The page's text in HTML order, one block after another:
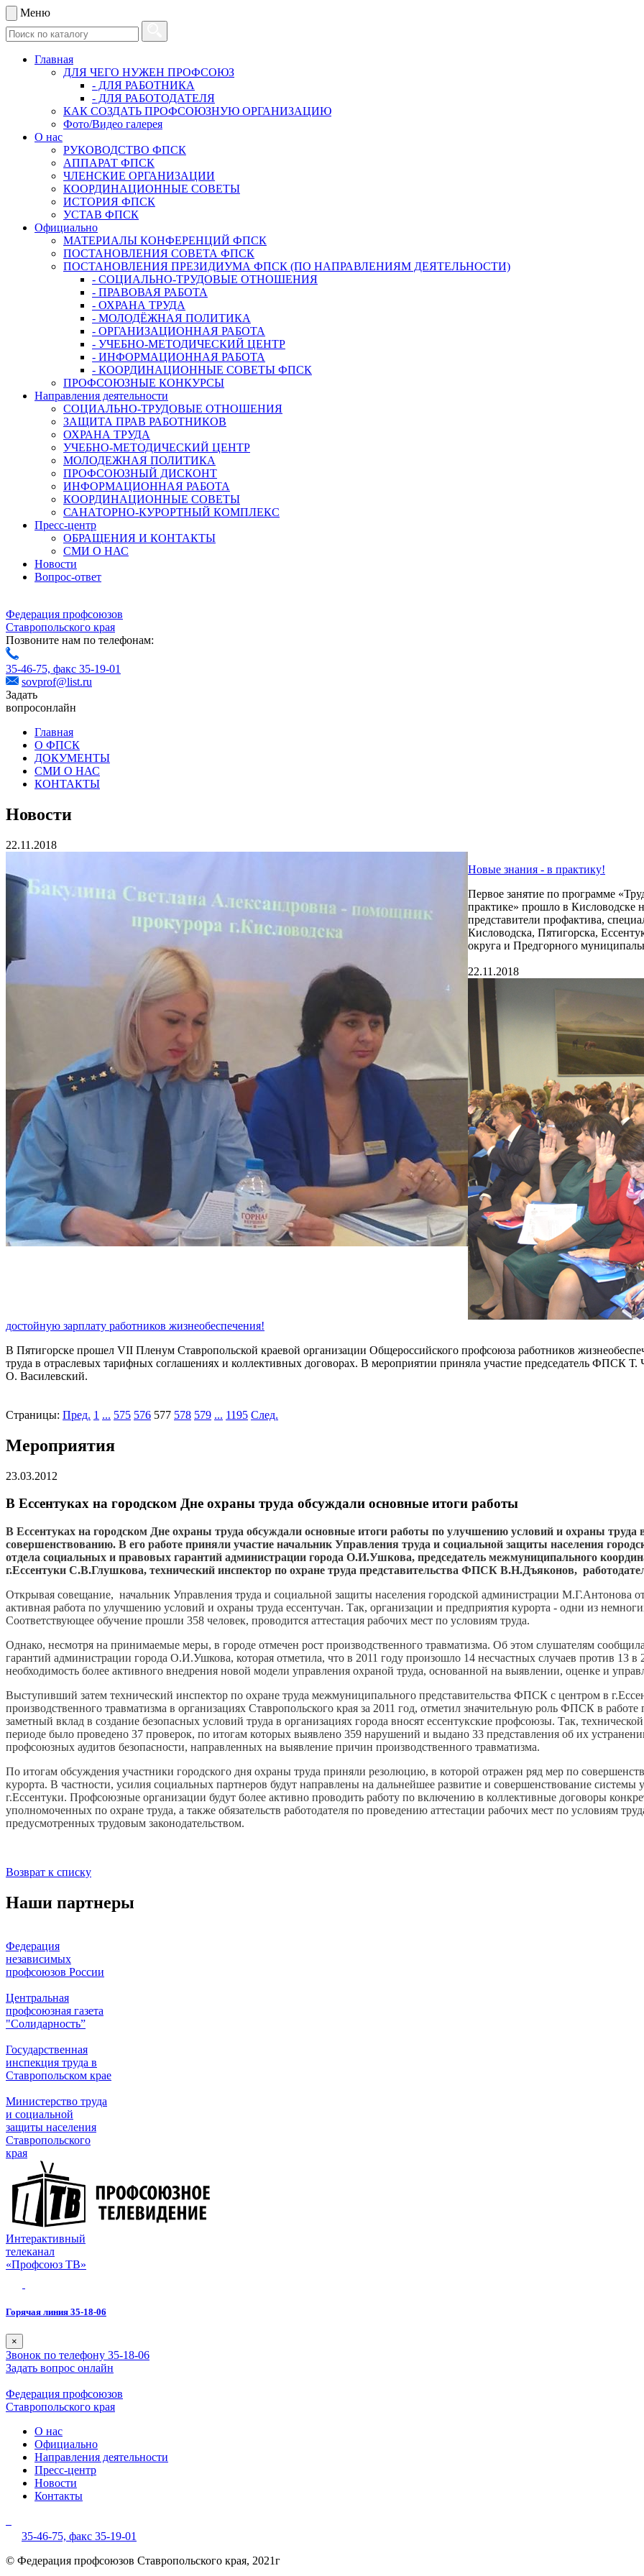
Меню
Главная
ДЛЯ ЧЕГО НУЖЕН ПРОФСОЮЗ
- ДЛЯ РАБОТНИКА
- ДЛЯ РАБОТОДАТЕЛЯ
КАК СОЗДАТЬ ПРОФСОЮЗНУЮ ОРГАНИЗАЦИЮ
Фото/Видео галерея
О нас
РУКОВОДСТВО ФПСК
АППАРАТ ФПСК
ЧЛЕНСКИЕ ОРГАНИЗАЦИИ
КООРДИНАЦИОННЫЕ СОВЕТЫ
ИСТОРИЯ ФПСК
УСТАВ ФПСК
Официально
МАТЕРИАЛЫ КОНФЕРЕНЦИЙ ФПСК
ПОСТАНОВЛЕНИЯ СОВЕТА ФПСК
ПОСТАНОВЛЕНИЯ ПРЕЗИДИУМА ФПСК (ПО НАПРАВЛЕНИЯМ ДЕЯТЕЛЬНОСТИ)
- СОЦИАЛЬНО-ТРУДОВЫЕ ОТНОШЕНИЯ
- ПРАВОВАЯ РАБОТА
- ОХРАНА ТРУДА
- МОЛОДЁЖНАЯ ПОЛИТИКА
- ОРГАНИЗАЦИОННАЯ РАБОТА
- УЧЕБНО-МЕТОДИЧЕСКИЙ ЦЕНТР
- ИНФОРМАЦИОННАЯ РАБОТА
- КООРДИНАЦИОННЫЕ СОВЕТЫ ФПСК
ПРОФСОЮЗНЫЕ КОНКУРСЫ
Направления деятельности
СОЦИАЛЬНО-ТРУДОВЫЕ ОТНОШЕНИЯ
ЗАЩИТА ПРАВ РАБОТНИКОВ
ОХРАНА ТРУДА
УЧЕБНО-МЕТОДИЧЕСКИЙ ЦЕНТР
МОЛОДЕЖНАЯ ПОЛИТИКА
ПРОФСОЮЗНЫЙ ДИСКОНТ
ИНФОРМАЦИОННАЯ РАБОТА
КООРДИНАЦИОННЫЕ СОВЕТЫ
САНАТОРНО-КУРОРТНЫЙ КОМПЛЕКС
Пресс-центр
ОБРАЩЕНИЯ И КОНТАКТЫ
СМИ О НАС
Новости
Вопрос-ответ
Федерация профсоюзов
Ставропольского края
Позвоните нам по телефонам:
35-46-75, факс 35-19-01
sovprof@list.ru
Задать
вопросонлайн
Главная
О ФПСК
ДОКУМЕНТЫ
СМИ О НАС
КОНТАКТЫ
Новости
22.11.2018
Новые знания - в практику!
Первое занятие по программе
практике» прошло в Кисловодске
представители профактива,
Кисловодска, Пятигорска,
округа и Предгорного
22.11.2018
достойную зарплату работников жизнеобеспечения!
В Пятигорске прошел VII Пленум Ставропольской краевой организации Общероссийского профсоюза работников
труда в отраслевых тарифных соглашениях и коллективных договорах. В мероприятии приняла участие председатель ФПСК
О. Василевский.
Страницы: Пред. 1 ... 575 576 577 578 579 ... 1195 След.
Мероприятия
23.03.2012
В Ессентуках на городском Дне охраны труда обсуждали основные итоги работы
В Ессентуках на городском Дне охраны труда обсуждали основные итоги работы по улучшению условий и охраны труда
совершенствованию. В его работе приняли участие начальник Управления труда и социальной защиты населения
отдела социальных и правовых гарантий администрации города О.И.Ушкова, председатель межмуниципального
г.Ессентуки С.В.Глушкова, технический инспектор по охране труда представительства ФПСК В.Н.Дъяконов,
Открывая совещание, начальник Управления труда и социальной защиты населения городской администрации М.Г.Антонова
активная работа по улучшению условий и охраны труда ессентучан. Так, организации и предприятия курорта - одни из
Соответствующее обучение прошли 358 человек, проводится аттестация рабочих мест по условиям труда.
Однако, несмотря на принимаемые меры, в городе отмечен рост производственного травматизма. Об этом слушателям
гарантий администрации города О.И.Ушкова, которая отметила, что в 2011 году произошло 14 несчастных случаев против 13
необходимость более активного внедрения новой модели управления охраной труда, основанной на выявлении, оценке и
Выступивший затем технический инспектор по охране труда межмуниципального представительства ФПСК с центром в
производственного травматизма в организациях Ставропольского края за 2011 год, отметил значительную роль ФПСК в
заметный вклад в создание безопасных условий труда в организациях города вносят ессентукские профсоюзы. Так,
периоде было проведено 37 проверок, по итогам которых выявлено 359 нарушений и выдано 33 представления об их
профсоюзных аудитов безопасности, направленных на выявление причин производственного травматизма.
По итогам обсуждения участники городского дня охраны труда приняли резолюцию, в которой отражен ряд мер по
курорта. В частности, усилия социальных партнеров будут направлены на дальнейшее развитие и совершенствование системы
г.Ессентуки. Профсоюзные организации будут более активно проводить работу по включению в коллективные договоры
уполномоченных по охране труда, а также обязательств работодателя по проведению аттестации рабочих мест по условиям
предусмотренных трудовым законодательством.
Возврат к списку
Наши партнеры
Федерация
независимых
профсоюзов России
Центральная
профсоюзная газета
"Солидарность”
Государственная
инспекция труда в
Ставропольском крае
Министерство труда
и социальной
защиты населения
Ставропольского
края
Интерактивный
телеканал
«Профсоюз ТВ»
Горячая линия 35-18-06
×
Звонок по телефону 35-18-06
Задать вопрос онлайн
Федерация профсоюзов
Ставропольского края
О нас
Официально
Направления деятельности
Пресс-центр
Новости
Контакты
35-46-75, факс 35-19-01
© Федерация профсоюзов Ставропольского края, 2021г